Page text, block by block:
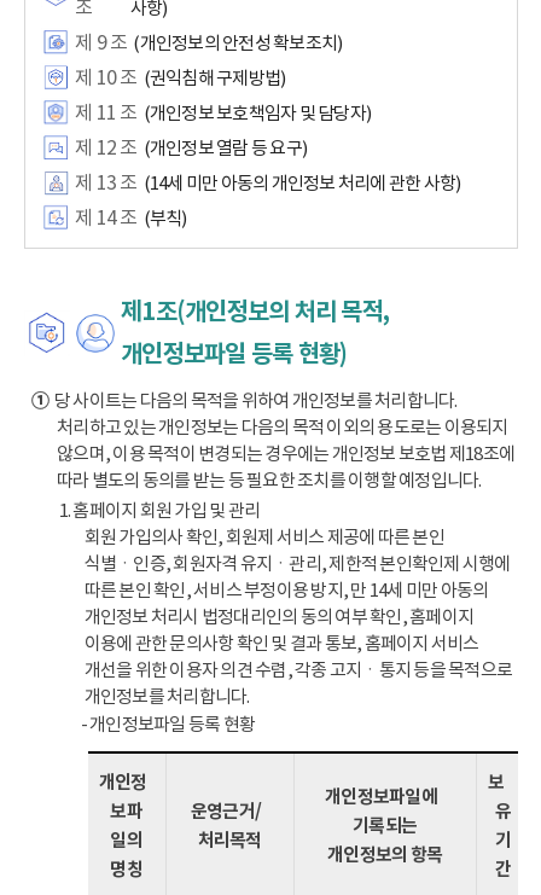
조
사항)
제 9 조 (개인정보의 안전성 확보조치)
제 10 조 (권익침해 구제방법)
제 11 조 (개인정보 보호책임자 및 담당자)
제 12 조 (개인정보 열람 등 요구)
제 13 조 (14세 미만 아동의 개인정보 처리에 관한 사항)
제 14 조 (부칙)
제1조(개인정보의 처리 목적,
개인정보파일 등록 현황)
①당 사이트는 다음의 목적을 위하여 개인정보를 처리합니다.
처리하고 있는 개인정보는 다음의 목적 이외의 용도로는 이용되지
않으며, 이용 목적이 변경되는 경우에는 개인정보 보호법 제18조에
따라 별도의 동의를 받는 등 필요한 조치를 이행할 예정입니다.
1. 홈페이지 회원 가입 및 관리
회원 가입의사 확인, 회원제 서비스 제공에 따른 본인
식별ㆍ인증, 회원자격 유지ㆍ관리, 제한적 본인확인제 시행에
따른 본인 확인, 서비스 부정이용 방지, 만 14세 미만 아동의
개인정보 처리시 법정대리인의 동의 여부 확인, 홈페이지
이용에 관한 문의사항 확인 및 결과 통보, 홈페이지 서비스
개선을 위한 이용자 의견 수렴, 각종 고지ㆍ통지 등을 목적으로
개인정보를 처리합니다.
- 개인정보파일 등록 현황
개인정
보파
일의
명칭
운영근거/
처리목적
개인정보파일에
기록되는
개인정보의 항목
보
유
기
간